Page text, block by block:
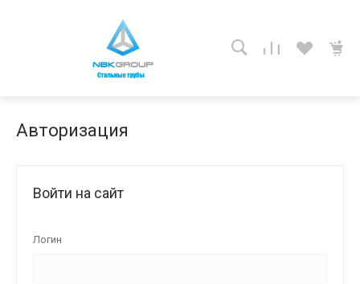
Авторизация
Войти на сайт
Логин